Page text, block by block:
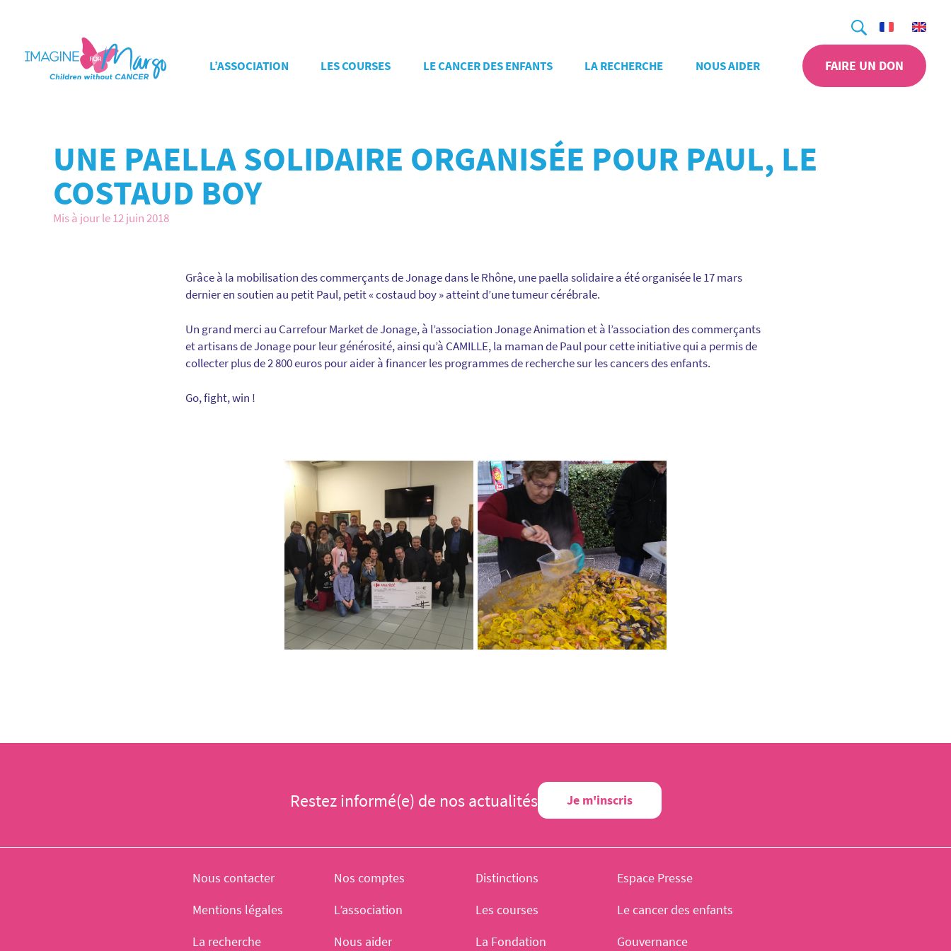
Recherche
L’ASSOCIATION LES COURSES LE CANCER DES ENFANTS LA RECHERCHE NOUS AIDER FAIRE UN DON
UNE PAELLA SOLIDAIRE ORGANISÉE POUR PAUL, LE
COSTAUD BOY
Mis à jour le 12 juin 2018
Grâce à la mobilisation des commerçants de Jonage dans le Rhône, une paella solidaire a été organisée le 17 mars
dernier en soutien au petit Paul, petit « costaud boy » atteint d’une tumeur cérébrale.
Un grand merci au Carrefour Market de Jonage, à l’association Jonage Animation et à l’association des commerçants
et artisans de Jonage pour leur générosité, ainsi qu’à CAMILLE, la maman de Paul pour cette initiative qui a permis de
collecter plus de 2 800 euros pour aider à financer les programmes de recherche sur les cancers des enfants.
Go, fight, win !
Restez informé(e) de nos actualités Je m'inscris
Nous contacter Nos comptes Distinctions
Espace Presse
Mentions légales
L’association Les courses
Le cancer des enfants
La recherche
Nous aider La Fondation Gouvernance